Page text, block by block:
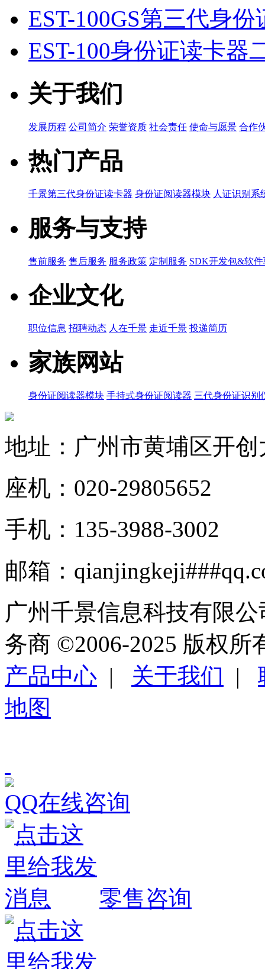
EST-100GS第三代身
EST-100身份证读卡器
关于我们
发展历程 公司简介 荣誉资质 社会责任 使命与愿景 合作
热门产品
千景第三代身份证读卡器 身份证阅读器模块 人证识别系
服务与支持
售前服务 售后服务 服务政策 定制服务 SDK开发包&软
企业文化
职位信息 招聘动态 人在千景 走近千景 投递简历
家族网站
身份证阅读器模块 手持式身份证阅读器 三代身份证识别
地址：广州市黄埔区开创
座机：020-29805652
手机：135-3988-3002
邮箱：
广州千景信息科技有限
务商 ©2006-2025 版权所
产品中心 | 关于我们 |
地图
QQ在线咨询
零售咨询